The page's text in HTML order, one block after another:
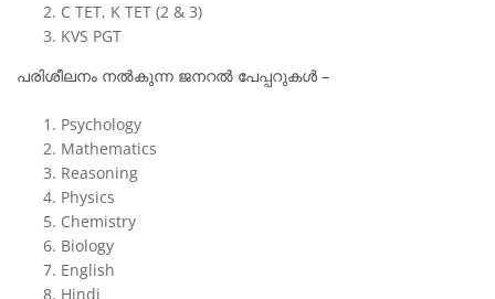
C TET, K TET (2 & 3)
KVS PGT
പരിശീലനം നൽകുന്ന ജനറൽ പേപ്പറുകൾ –
Psychology
Mathematics
Reasoning
Physics
Chemistry
Biology
English
Hindi